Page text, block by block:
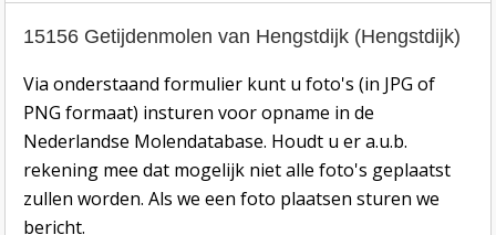
15156 Getijdenmolen van Hengstdijk (Hengstdijk)
Via onderstaand formulier kunt u foto's (in JPG of
PNG formaat) insturen voor opname in de
Nederlandse Molendatabase. Houdt u er a.u.b.
rekening mee dat mogelijk niet alle foto's geplaatst
zullen worden. Als we een foto plaatsen sturen we
bericht.